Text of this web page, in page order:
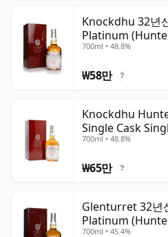
Knockdhu 32년
Platinum
700ml • 48.8%
₩58만 ?
Knockdhu
Single Cask
700ml • 48.8%
₩65만 ?
Glenturret 32년
Platinum
700ml • 45.4%